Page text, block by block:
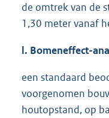
de omtrek van de
1,30 meter vanaf
l. Bomeneffect-
een standaard
voorgenomen
houtopstand, op